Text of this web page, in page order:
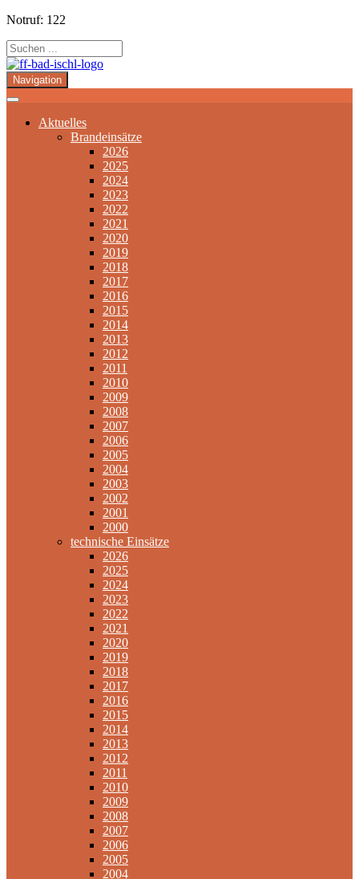
Notruf: 122
Navigation
Aktuelles
Brandeinsätze
2026
2025
2024
2023
2022
2021
2020
2019
2018
2017
2016
2015
2014
2013
2012
2011
2010
2009
2008
2007
2006
2005
2004
2003
2002
2001
2000
technische Einsätze
2026
2025
2024
2023
2022
2021
2020
2019
2018
2017
2016
2015
2014
2013
2012
2011
2010
2009
2008
2007
2006
2005
2004